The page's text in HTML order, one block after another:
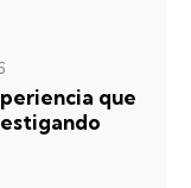
que